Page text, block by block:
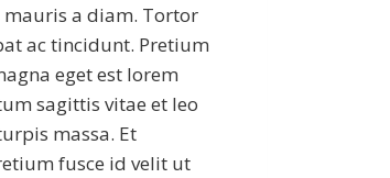
a diam. Tortor
ac tincidunt. Pretium
eget est lorem
sagittis vitae et leo
massa. Et
fusce id velit ut